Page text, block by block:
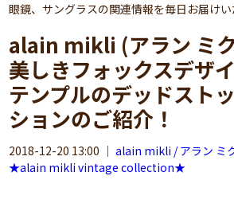
眼鏡、サングラスの関連情報を毎日お届けい
alain mikli (アラン ミ
美しきフォックスデザ
テンプルのデッドスト
ションのご紹介！
2018-12-20 13:00 ｜alain mikli / アラン ミ
★alain mikli vintage collection★